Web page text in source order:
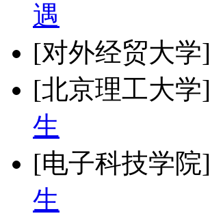
遇
[对外经贸大学]
[北京理工大学]
生
[电子科技学院]
生